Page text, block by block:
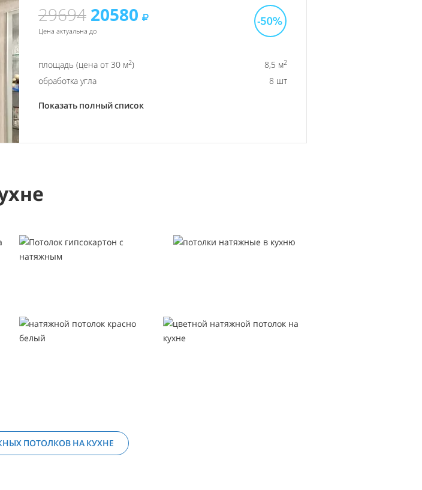
29694 20580
Цена актуальна до
площадь (цена от 30 м2) 8,5 м2
обработка угла 8 шт
Показать полный список
ПОТОЛКОВ НА КУХНЕ